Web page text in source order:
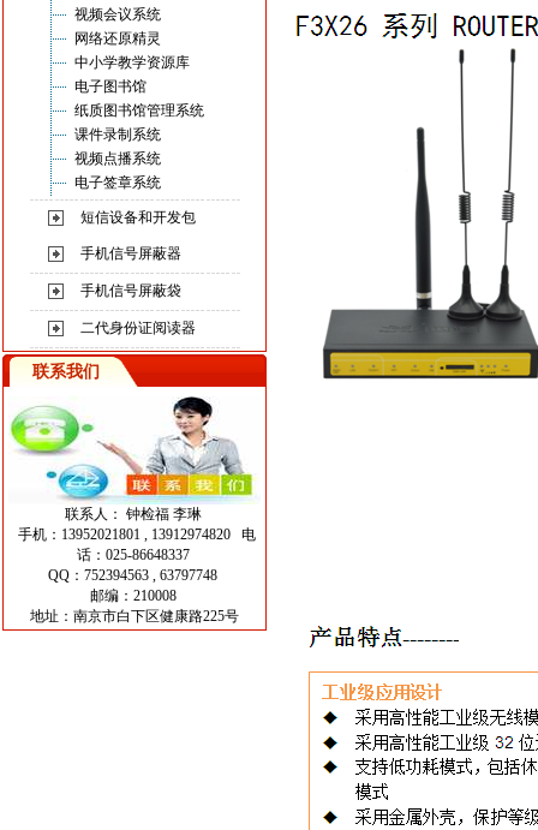
视频会议系统
网络还原精灵
中小学教学资源库
电子图书馆
纸质图书馆管理系统
课件录制系统
视频点播系统
电子签章系统
短信设备和开发包
手机信号屏蔽器
手机信号屏蔽袋
二代身份证阅读器
联系我们
联系人： 钟检福 李琳
手机：13952021801 , 13912974820 电
话：025-86648337
QQ：752394563 , 63797748
邮编：210008
地址：南京市白下区健康路225号